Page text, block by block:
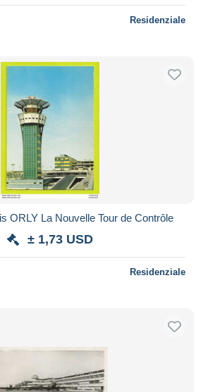
Residenziale
ORLY La Nouvelle Tour de Contrôle
± 1,73 USD
Residenziale